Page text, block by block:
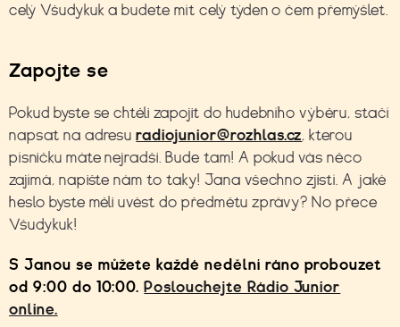
celý Všudykuk a budete mít celý týden o čem přemýšlet.
Zapojte se
Pokud byste se chtěli zapojit do hudebního výběru, stačí
napsat na adresuradiojunior@rozhlas.cz, kterou
písničku máte nejradši. Bude tam! A pokud vás něco
zajímá, napište nám to taky! Jana všechno zjistí. A jaké
heslo byste měli uvést do předmětu zprávy? No přece
Všudykuk!
S Janou se můžete každé nedělní ráno probouzet
od 9:00 do 10:00. Poslouchejte Rádio Junior
online.